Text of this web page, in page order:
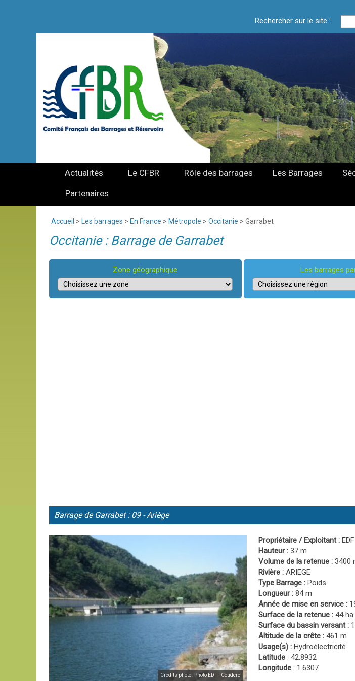
Rechercher sur le site :
Actualités Le CFBR Rôle des barrages Les Barrages
Partenaires
Accueil > Les barrages > En France > Métropole > Occitanie > Garrabet
Occitanie : Barrage de Garrabet
Zone géographique Les barrages
Barrage de Garrabet : 09 - Ariège
Crédits photo : Photo EDF - Couderc
Propriétaire / Exploitant : EDF
Hauteur : 37 m
Volume de la retenue : 3400
Rivière : ARIEGE
Type Barrage : Poids
Longueur : 84 m
Année de mise en service :
Surface de la retenue : 44 ha
Surface du bassin versant :
Altitude de la crête : 461 m
Usage(s) : Hydroélectricité
Latitude : 42.8932
Longitude : 1.6307